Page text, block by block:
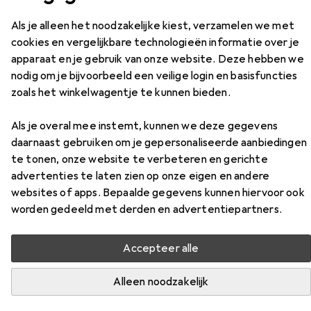
Als je alleen het noodzakelijke kiest, verzamelen we met
cookies en vergelijkbare technologieën informatie over je
apparaat en je gebruik van onze website. Deze hebben we
nodig om je bijvoorbeeld een veilige login en basisfuncties
zoals het winkelwagentje te kunnen bieden.
Als je overal mee instemt, kunnen we deze gegevens
daarnaast gebruiken om je gepersonaliseerde aanbiedingen
te tonen, onze website te verbeteren en gerichte
advertenties te laten zien op onze eigen en andere
websites of apps. Bepaalde gegevens kunnen hiervoor ook
worden gedeeld met derden en advertentiepartners.
Accepteer alle
Alleen noodzakelijk
EUR
82,64
GenesisIRID 503 ARGB
Mini-ITX
Accessoires voor Genesis IRID
503 ARGB
Vind passende accessoires voor de Genesis IRID 503
ARGB uit de categorieën Moederbord en PC-